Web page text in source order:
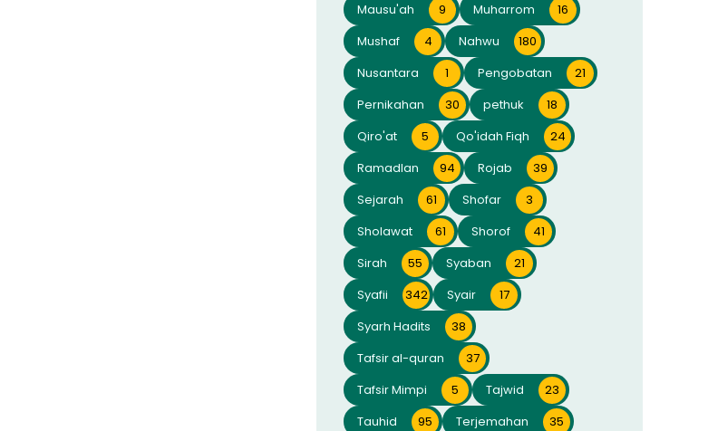
Mausu'ah
9 Muharrom
16
Mushaf
4 Nahwu
180
Nusantara
1 Pengobatan
21
Pernikahan
30 pethuk
18
Qiro'at
5 Qo'idah Fiqh
24
Ramadlan
94 Rojab
39
Sejarah
61 Shofar
3
Sholawat
61 Shorof
41
Sirah
55 Syaban
21
Syafii
342 Syair
17
Syarh Hadits
38
Tafsir al-quran
37
Tafsir Mimpi
5 Tajwid
23
Tauhid
95 Terjemahan
35